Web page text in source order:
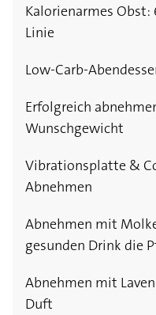
Kalorienarmes
Linie
Low-Carb-
Erfolgreich
Wunschgewicht
Vibrationsplatte &
Abnehmen
Abnehmen mit
gesunden Drink die
Abnehmen mit
Duft